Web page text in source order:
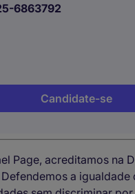
6863792
Candidate-se
Page, acreditamos na
a igualdade